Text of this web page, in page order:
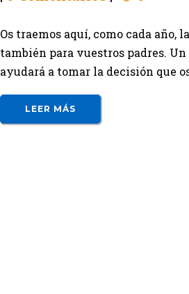
Os traemos aquí, como cada
también para vuestros padres.
ayudará a tomar la decisión que
LEER MÁS